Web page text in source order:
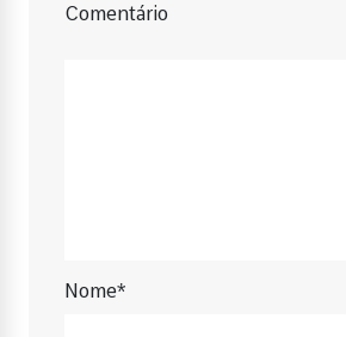
Comentário
Nome*